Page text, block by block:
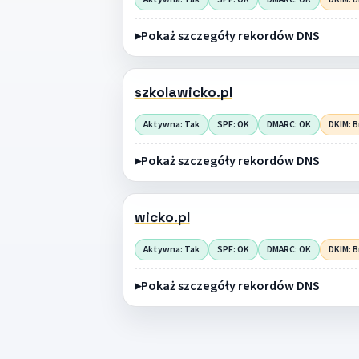
Pokaż szczegóły rekordów DNS
szkolawicko.pl
Aktywna: Tak SPF: OK DMARC: OK DKIM:
Pokaż szczegóły rekordów DNS
wicko.pl
Aktywna: Tak SPF: OK DMARC: OK DKIM:
Pokaż szczegóły rekordów DNS